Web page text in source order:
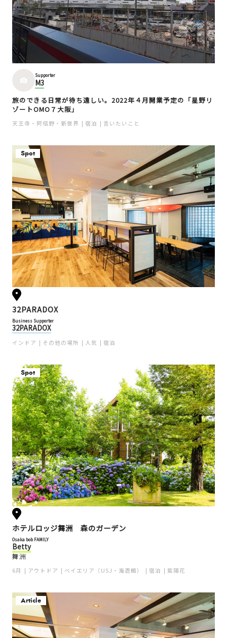
Supporter
M3
旅のできる日常が待ち遠しい。2022年４月開業予定の「星野リ
ゾートOMO７大阪」
天王寺・阿倍野・新世界 宿泊 言いたいこと
Spot
32PARADOX
Business Supporter
32PARADOX
インドア その他の場所 人気 宿泊
Spot
ホテルロッジ舞洲 森のガーデン
Osaka bob FAMILY
Betty
舞洲
6月 アウトドア ベイエリア（USJ・海遊館） 宿泊 紫陽花
Article